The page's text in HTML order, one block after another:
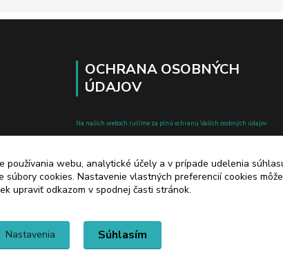
OCHRANA OSOBNÝCH
ÚDAJOV
Na našich weboch ručíme za plnú ochranu Vašich osobných údajov
chránené v zmysle zákona č.122/2013 Z.z. o ochrane osobných údajov
a o zmene a doplnení niektorých zákonov.
používania webu, analytické účely a v prípade udelenia
súbory cookies. Nastavenie vlastných preferencií cookies
upraviť odkazom v spodnej časti stránok.
Nastavenia Súhlasím